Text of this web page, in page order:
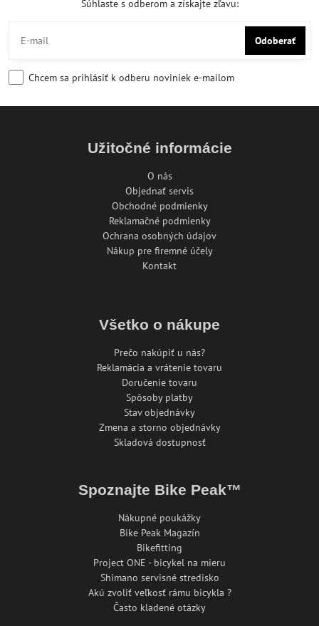
Súhlaste s odberom a získajte zľavu:
Odoberať
Chcem sa prihlásiť k odberu noviniek e-mailom
Užitočné informácie
O nás
Objednať servis
Obchodné podmienky
Reklamačné podmienky
Ochrana osobných údajov
Nákup pre firemné účely
Kontakt
Všetko o nákupe
Prečo nakúpiť u nás?
Reklamácia a vrátenie tovaru
Doručenie tovaru
Spôsoby platby
Stav objednávky
Zmena a storno objednávky
Skladová dostupnosť
Spoznajte Bike Peak™
Nákupné poukážky
Bike Peak Magazín
Bikefitting
Project ONE - bicykel na mieru
Shimano servisné stredisko
Akú zvoliť veľkosť rámu bicykla ?
Často kladené otázky